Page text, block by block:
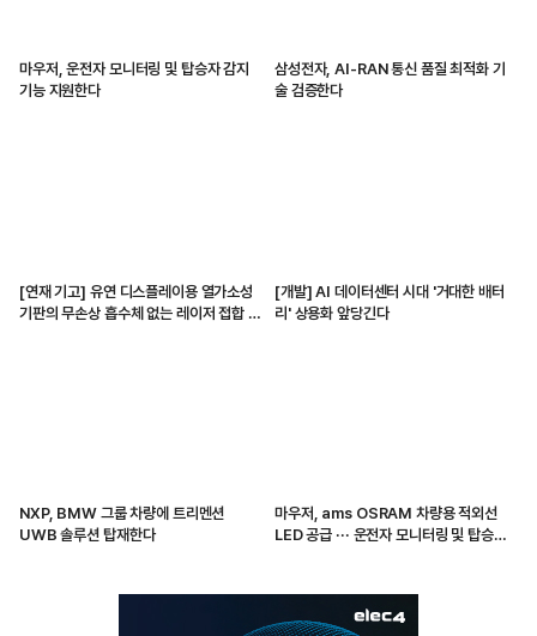
마우저, 운전자 모니터링 및 탑승자 감지
기능 지원한다
삼성전자, AI-RAN 통신 품질 최적화 기
술 검증한다
[연재 기고] 유연 디스플레이용 열가소성
기판의 무손상 흡수체 없는 레이저 접합 기
[개발] AI 데이터센터 시대 '거대한 배터
리' 상용화 앞당긴다
NXP, BMW 그룹 차량에 트리멘션
UWB 솔루션 탑재한다
마우저, ams OSRAM 차량용 적외선
LED 공급 ··· 운전자 모니터링 및 탑승자